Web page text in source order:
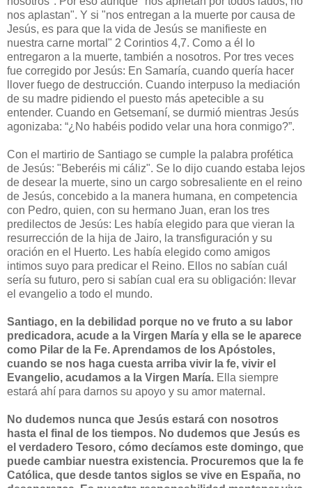
nos aplastan". Y si "nos entregan a la muerte por causa de
Jesús, es para que la vida de Jesús se manifieste en
nuestra carne mortal" 2 Corintios 4,7. Como a él lo
entregaron a la muerte, también a nosotros. Por tres veces
fue corregido por Jesús: En Samaría, cuando quería hacer
llover fuego de destrucción. Cuando interpuso la mediación
de su madre pidiendo el puesto más apetecible a su
entender. Cuando en Getsemaní, se durmió mientras Jesús
agonizaba: “¿No habéis podido velar una hora conmigo?”.
Con el martirio de Santiago se cumple la palabra profética
de Jesús: "Beberéis mi cáliz". Se lo dijo cuando estaba lejos
de desear la muerte, sino un cargo sobresaliente en el reino
de Jesús, concebido a la manera humana, en competencia
con Pedro, quien, con su hermano Juan, eran los tres
predilectos de Jesús: Les había elegido para que vieran la
resurrección de la hija de Jairo, la transfiguración y su
oración en el Huerto. Les había elegido como amigos
intimos suyo para predicar el Reino. Ellos no sabían cuál
sería su futuro, pero si sabían cual era su obligación: llevar
el evangelio a todo el mundo.
Santiago, en la debilidad porque no ve fruto a su labor
predicadora, acude a la Virgen María y ella se le aparece
como Pilar de la Fe. Aprendamos de los Apóstoles,
cuando se nos haga cuesta arriba vivir la fe, vivir el
Evangelio, acudamos a la Virgen María. Ella siempre
estará ahí para darnos su apoyo y su amor maternal.
No dudemos nunca que Jesús estará con nosotros
hasta el final de los tiempos. No dudemos que Jesús es
el verdadero Tesoro, cómo decíamos este domingo, que
puede cambiar nuestra existencia. Procuremos que la fe
Católica, que desde tantos siglos se vive en España, no